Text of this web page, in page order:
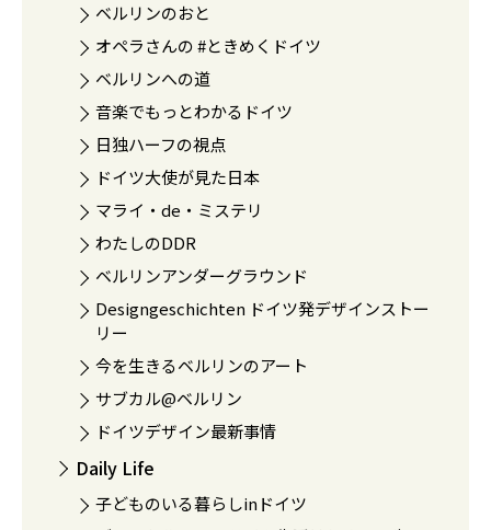
ベルリンのおと
オペラさんの #ときめくドイツ
ベルリンへの道
音楽でもっとわかるドイツ
日独ハーフの視点
ドイツ大使が見た日本
マライ・de・ミステリ
わたしのDDR
ベルリンアンダーグラウンド
Designgeschichten ドイツ発デザインストー
リー
今を生きるベルリンのアート
サブカル@ベルリン
ドイツデザイン最新事情
Daily Life
子どものいる暮らしinドイツ